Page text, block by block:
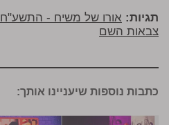
תגיות: אורו של משיח - התשע"ח
צבאות השם
כתבות נוספות שיעניינו אותך: